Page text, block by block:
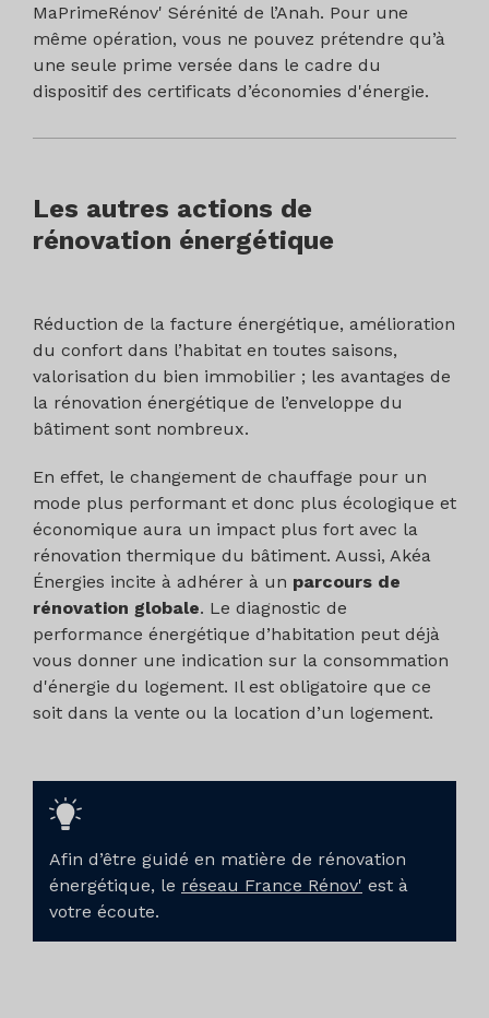
Caractéristiques de l’échangeur
géothermique : schéma d’implantation des
sondes ou puits de forage (production et
réinjection) avec mention du sens
Pour un échangeur ouvert sur aquifère
superficiel : nombre de forages et usage
la ressource ;
Pour un échangeur fermé en sondes :
nombre de sondes géothermiques,
linéaire total (m), profondeur unitaire (m),
coaxiale, etc.), diamètre extérieur des
tuyaux, espacement moyen entre
sondes, puissance prélevée, ratio de
puissance prélevée en W/ml de sonde,
nombre d’heures de fonctionnement du
champ de sondes (nombre d’heures
équivalentes).
La preuve de réalisation mentionne :
Mise en place d’un système géothermique
associé à une ou plusieurs PAC, à des
équipements hydrauliques et à un dispositif
Usage du système géothermique :
chauffage ou chauffage et eau chaude
MaPrimeRénov' Sérénité de l’Anah. Pour une
même opération, vous ne pouvez prétendre qu’à
une seule prime versée dans le cadre du
dispositif des certificats d’économies d'énergie.
Les autres actions de
rénovation énergétique
Réduction de la facture énergétique, amélioration
du confort dans l’habitat en toutes saisons,
valorisation du bien immobilier ; les avantages de
la rénovation énergétique de l’enveloppe du
bâtiment sont nombreux.
En effet, le changement de chauffage pour un
mode plus performant et donc plus écologique et
économique aura un impact plus fort avec la
rénovation thermique du bâtiment. Aussi, Akéa
Énergies incite à adhérer à un parcours de
rénovation globale. Le diagnostic de
performance énergétique d’habitation peut déjà
vous donner une indication sur la consommation
d'énergie du logement. Il est obligatoire que ce
soit dans la vente ou la location d’un logement.
Afin d’être guidé en matière de rénovation
énergétique, le réseau France Rénov' est à
votre écoute.